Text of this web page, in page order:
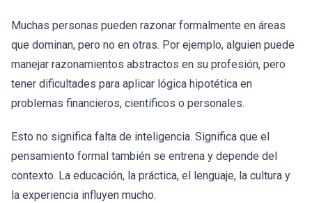
Muchas personas pueden razonar formalmente en áreas
que dominan, pero no en otras. Por ejemplo, alguien puede
manejar razonamientos abstractos en su profesión, pero
tener dificultades para aplicar lógica hipotética en
problemas financieros, científicos o personales.
Esto no significa falta de inteligencia. Significa que el
pensamiento formal también se entrena y depende del
contexto. La educación, la práctica, el lenguaje, la cultura y
la experiencia influyen mucho.